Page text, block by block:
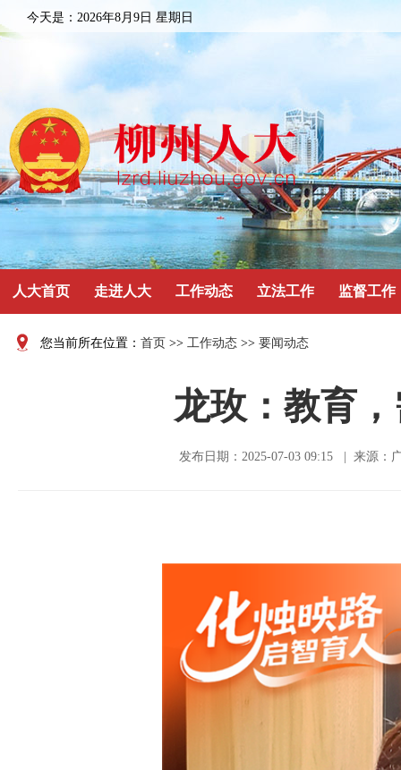
今天是： 2026年8月9日 星期日
人大首页 走进人大 工作动态 立法工作 监督工作
您当前所在位置： 首页 >> 工作动态 >> 要闻动态
龙玫：教育
发布日期：2025-07-03 09:15 | 来源：